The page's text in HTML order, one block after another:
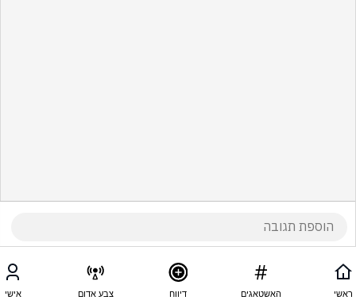
ראשי האשטאגים דיווח צבע אדום אישי